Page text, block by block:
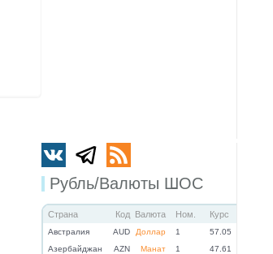
Рубль/Валюты ШОС
Страна Код Валюта Ном. Курс
Австралия AUD Доллар 1
57.05
Азербайджан
AZN Манат 1
47.61